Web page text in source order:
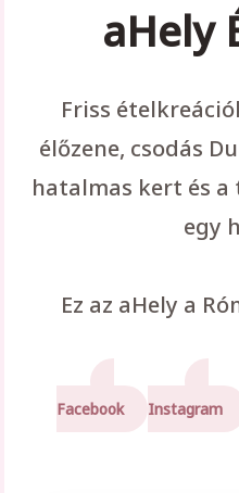
aHely
Friss
élőzene, csodás
hatalmas kert és
egy
Ez az aHely a
Facebook Instagram